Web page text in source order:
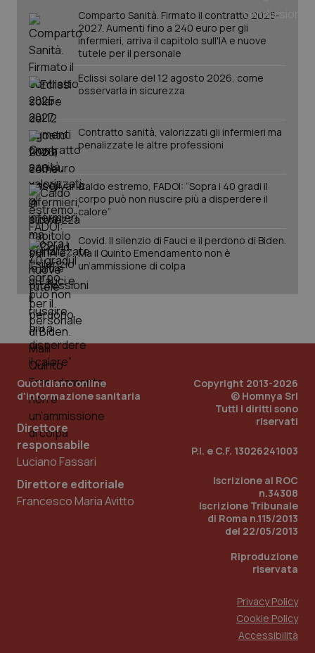
Comparto Sanità. Firmato il contratto 2025-
2027. Aumenti fino a 240 euro per gli
infermieri, arriva il capitolo sull'IA e nuove
tutele per il personale
Eclissi solare del 12 agosto 2026, come
osservarla in sicurezza
Contratto sanità, valorizzati gli infermieri ma
penalizzate le altre professioni
Caldo estremo, FADOI: “Sopra i 40 gradi il
corpo può non riuscire più a disperdere il
calore”
Covid. Il silenzio di Fauci e il perdono di Biden.
Ma il Quinto Emendamento non è
un’ammissione di colpa
Quotidiano online
d'informazione sanitaria
Direttore
responsabile
Luciano Fassari
Direttore editoriale
Francesco Maria Avitto
Copyright 2013-2026
© Homnya Srl
Tutti i diritti sono
riservati
P.I. e C.F. 13026241003
Iscrizione al ROC
n.34308
Iscrizione Tribunale
di Roma n.115/2013
del 22/05/2013
Riproduzione
riservata
Privacy Policy
Cookie Policy
Accessibilità
tracking-sites-ironfish-
tracking-enable
www.quotidianosanita.it
tracking-sites-ironfish-
_ga
.quotidianosanita.it